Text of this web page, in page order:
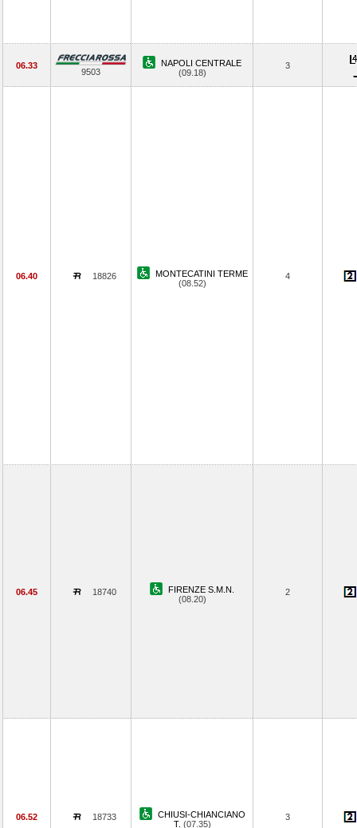
06.33
9503
NAPOLI CENTRALE
(09.18)
3
06.40 18826
MONTECATINI TERME
(08.52)
4
06.45 18740
FIRENZE S.M.N.
(08.20)
2
06.52 18733
CHIUSI-CHIANCIANO
T. (07.35)
3